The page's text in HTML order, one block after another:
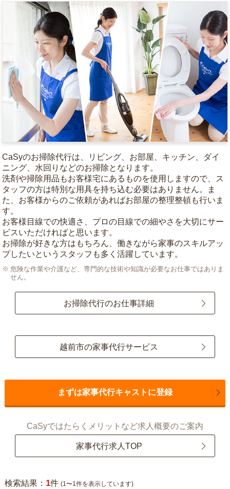
CaSyのお掃除代行は、リビング、お部屋、キッチン、ダイ
ニング、水回りなどのお掃除となります。
洗剤や掃除用品もお客様宅にあるものを使用しますので、ス
タッフの方は特別な用具を持ち込む必要はありません。ま
た、お客様からのご依頼があればお部屋の整理整頓も行いま
す。
お客様目線での快適さ、プロの目線での細やさを大切にサー
ビスいただければと思います。
お掃除が好きな方はもちろん、働きながら家事のスキルアッ
プしたいというスタッフも多く活躍しています。
危険な作業や介護など、専門的な技術や知識が必要なお仕事ではありま
せん。
お掃除代行のお仕事詳細
越前市の家事代行サービス
まずは家事代行キャストに登録
CaSyではたらくメリットなど求人概要のご案内
家事代行求人TOP
検索結果： 1件 (1〜1件を表示しています)